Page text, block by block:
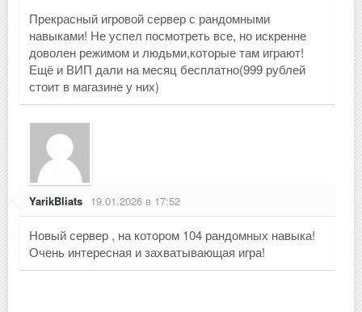
Прекрасный игровой сервер с рандомными
навыками! Не успел посмотреть все, но искренне
доволен режимом и людьми,которые там играют!
Ещё и ВИП дали на месяц бесплатно(999 рублей
стоит в магазине у них)
YarikBliats 19.01.2026 в 17:52
Новый сервер , на котором 104 рандомных навыка!
Очень интересная и захватывающая игра!